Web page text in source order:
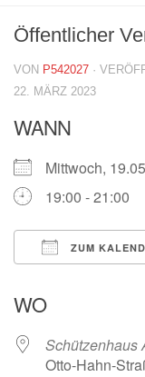
Öffentlicher
VON P542027 ·
22. MÄRZ 2023
WANN
Mittwoch,
19:00 - 21:00
ZUM
WO
Schützenhaus
Otto-Hahn-